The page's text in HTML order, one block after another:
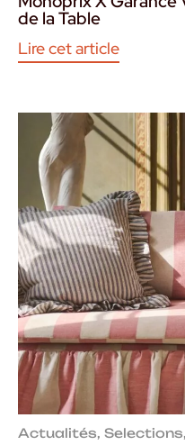
de la Table
Lire cet article
Actualités, Selections,